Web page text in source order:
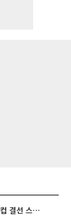
한화생명, 젠지에 2-1 역전승⋯KeSPA컵 결선 스테이지 2 직행